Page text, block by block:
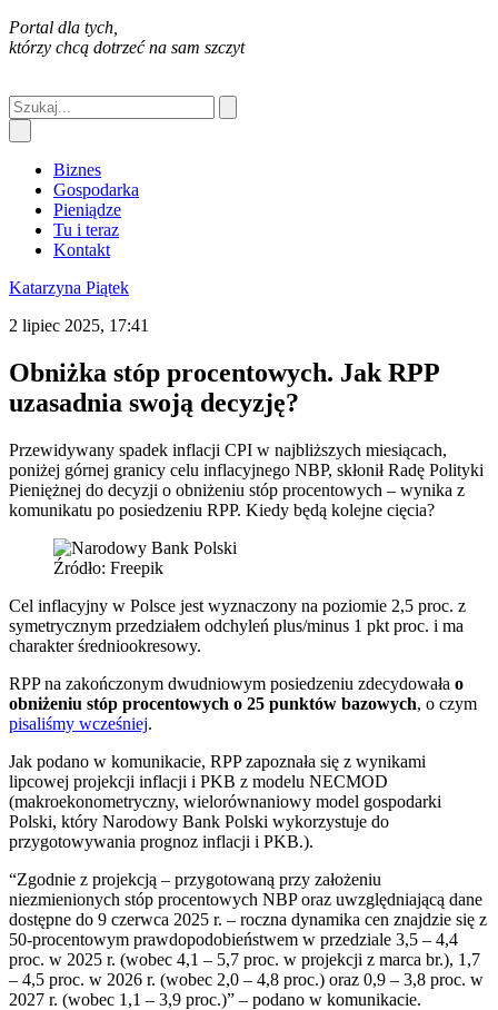
Portal dla tych,
którzy chcą dotrzeć na sam szczyt
Biznes
Gospodarka
Pieniądze
Tu i teraz
Kontakt
Katarzyna Piątek
2 lipiec 2025, 17:41
Obniżka stóp procentowych. Jak RPP
uzasadnia swoją decyzję?
Przewidywany spadek inflacji CPI w najbliższych miesiącach,
poniżej górnej granicy celu inflacyjnego NBP, skłonił Radę Polityki
Pieniężnej do decyzji o obniżeniu stóp procentowych – wynika z
komunikatu po posiedzeniu RPP. Kiedy będą kolejne cięcia?
Źródło: Freepik
Cel inflacyjny w Polsce jest wyznaczony na poziomie 2,5 proc. z
symetrycznym przedziałem odchyleń plus/minus 1 pkt proc. i ma
charakter średniookresowy.
RPP na zakończonym dwudniowym posiedzeniu zdecydowała o
obniżeniu stóp procentowych o 25 punktów bazowych, o czym
pisaliśmy wcześniej.
Jak podano w komunikacie, RPP zapoznała się z wynikami
lipcowej projekcji inflacji i PKB z modelu NECMOD
(makroekonometryczny, wielorównaniowy model gospodarki
Polski, który Narodowy Bank Polski wykorzystuje do
przygotowywania prognoz inflacji i PKB.).
“Zgodnie z projekcją – przygotowaną przy założeniu
niezmienionych stóp procentowych NBP oraz uwzględniającą dane
dostępne do 9 czerwca 2025 r. – roczna dynamika cen znajdzie się z
50-procentowym prawdopodobieństwem w przedziale 3,5 – 4,4
proc. w 2025 r. (wobec 4,1 – 5,7 proc. w projekcji z marca br.), 1,7
– 4,5 proc. w 2026 r. (wobec 2,0 – 4,8 proc.) oraz 0,9 – 3,8 proc. w
2027 r. (wobec 1,1 – 3,9 proc.)” – podano w komunikacie.